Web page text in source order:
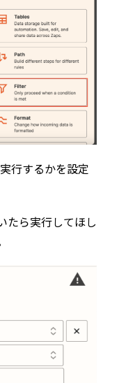
行するかを設定
たら実行してほし